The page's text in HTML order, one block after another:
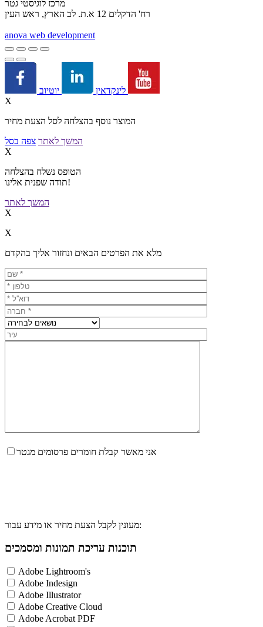
מרכז לוגיסטי גטר
רח' הדקלים 12 א.ת. לב הארץ, ראש העין
anova web development
לינקדאין
X
המוצר נוסף בהצלחה לסל הצעת מחיר
המשך לאתר צפה בסל
X
הטופס נשלח בהצלחה
תודה שפנית אלינו!
המשך לאתר
X
X
מלא את הפרטים הבאים ונחזור אליך בהקדם
אני מאשר קבלת חומרים פרסומים מגטר
מעונין לקבל הצעת מחיר או מידע עבור:
תוכנות עריכת תמונות ומסמכים
Adobe Lightroom's
Adobe Indesign
Adobe Illustrator
Adobe Creative Cloud
Adobe Acrobat PDF